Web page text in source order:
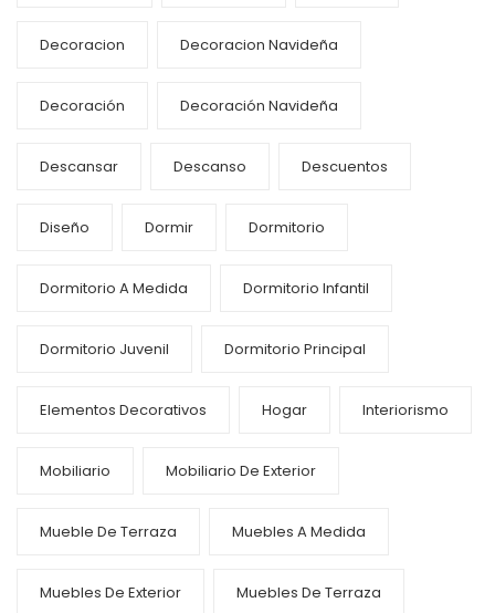
Decoracion Decoracion Navideña
Decoración Decoración Navideña
Descansar Descanso Descuentos
Diseño Dormir Dormitorio
Dormitorio A Medida Dormitorio Infantil
Dormitorio Juvenil Dormitorio Principal
Elementos Decorativos Hogar Interiorismo
Mobiliario Mobiliario De Exterior
Mueble De Terraza Muebles A Medida
Muebles De Exterior Muebles De Terraza